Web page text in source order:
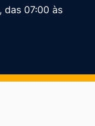
das 07:00 às